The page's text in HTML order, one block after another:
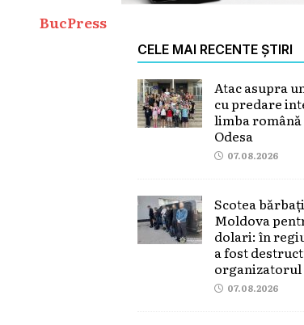
BucPress
CELE MAI RECENTE ȘTIRI
Atac asupra
cu predare
limba
Odesa
07.08.2026
Scotea
Moldova
dolari: în
a fost
organizatorul
07.08.2026